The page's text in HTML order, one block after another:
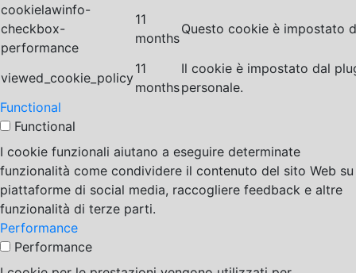
cookielawinfo-
checkbox-
performance
11
months
Questo cookie è impostato
viewed_cookie_policy
11
months
Il cookie è impostato dal
personale.
Functional
Functional
I cookie funzionali aiutano a eseguire determinate
funzionalità come condividere il contenuto del sito Web su
piattaforme di social media, raccogliere feedback e altre
funzionalità di terze parti.
Performance
Performance